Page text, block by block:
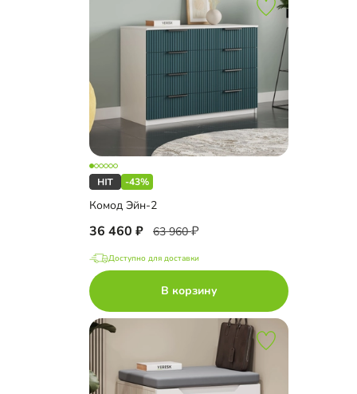
-43%
Комод Эйн-2
36 460 63 960
Доступно для доставки
В корзину